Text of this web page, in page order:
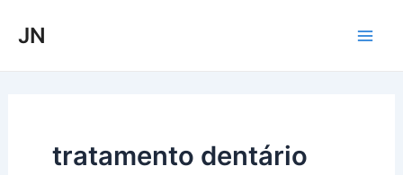
paraJN
tratamento dentário